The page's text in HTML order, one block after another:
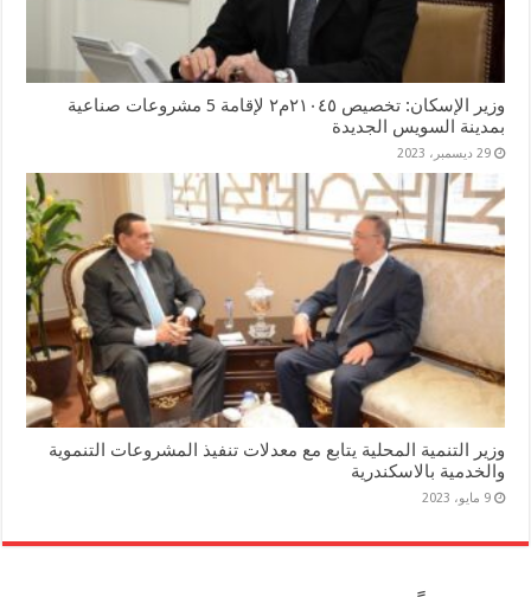
وزير الإسكان: تخصيص ٢١٠٤٥م٢ لإقامة 5 مشروعات صناعية
بمدينة السويس الجديدة
29 ديسمبر، 2023
وزير التنمية المحلية يتابع مع معدلات تنفيذ المشروعات التنموية
والخدمية بالاسكندرية
9 مايو، 2023